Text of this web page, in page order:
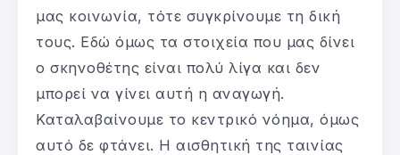
μας κοινωνία, τότε συγκρίνουμε τη δική
τους. Εδώ όμως τα στοιχεία που μας δίνει
ο σκηνοθέτης είναι πολύ λίγα και δεν
μπορεί να γίνει αυτή η αναγωγή.
Καταλαβαίνουμε το κεντρικό νόημα, όμως
αυτό δε φτάνει. Η αισθητική της ταινίας